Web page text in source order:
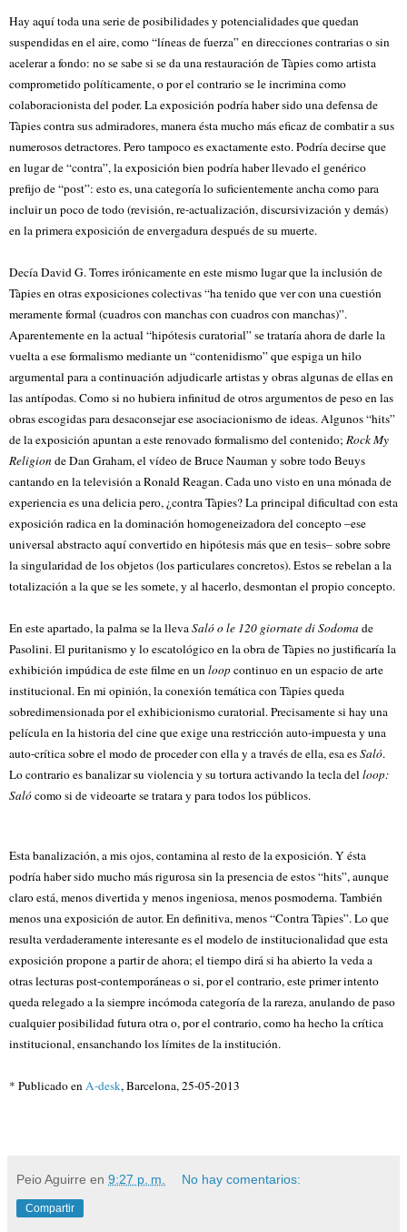
Hay aquí toda una serie de posibilidades y potencialidades que quedan
suspendidas en el aire, como “líneas de fuerza” en direcciones contrarias o sin
acelerar a fondo: no se sabe si se da una restauración de Tàpies como artista
comprometido políticamente, o por el contrario se le incrimina como
colaboracionista del poder. La exposición podría haber sido una defensa de
Tàpies contra sus admiradores, manera ésta mucho más eficaz de combatir a sus
numerosos detractores. Pero tampoco es exactamente esto. Podría decirse que
en lugar de “contra”, la exposición bien podría haber llevado el genérico
prefijo de “post”: esto es, una categoría lo suficientemente ancha como para
incluir un poco de todo (revisión, re-actualización, discursivización y demás)
en la primera exposición de envergadura después de su muerte.
Decía David G. Torres irónicamente en este mismo lugar que la inclusión de
Tàpies en otras exposiciones colectivas “ha tenido que ver con una cuestión
meramente formal (cuadros con manchas con cuadros con manchas)”.
Aparentemente en la actual “hipótesis curatorial” se trataría ahora de darle la
vuelta a ese formalismo mediante un “contenidismo” que espiga un hilo
argumental para a continuación adjudicarle artistas y obras algunas de ellas en
las antípodas. Como si no hubiera infinitud de otros argumentos de peso en las
obras escogidas para desaconsejar ese asociacionismo de ideas. Algunos “hits”
de la exposición apuntan a este renovado formalismo del contenido; Rock My
Religion de Dan Graham, el vídeo de Bruce Nauman y sobre todo Beuys
cantando en la televisión a Ronald Reagan. Cada uno visto en una mónada de
experiencia es una delicia pero, ¿contra Tàpies? La principal dificultad con esta
exposición radica en la dominación homogeneizadora del concepto –ese
universal abstracto aquí convertido en hipótesis más que en tesis– sobre sobre
la singularidad de los objetos (los particulares concretos). Estos se rebelan a la
totalización a la que se les somete, y al hacerlo, desmontan el propio concepto.
En este apartado, la palma se la llevaSaló o le 120 giornate di Sodoma de
Pasolini. El puritanismo y lo escatológico en la obra de Tàpies no justificaría la
exhibición impúdica de este filme en unloopcontinuo en un espacio de arte
institucional. En mi opinión, la conexión temática con Tàpies queda
sobredimensionada por el exhibicionismo curatorial. Precisamente si hay una
película en la historia del cine que exige una restricción auto-impuesta y una
auto-crítica sobre el modo de proceder con ella y a través de ella, esa esSaló.
Lo contrario es banalizar su violencia y su tortura activando la tecla delloop:
Salócomo si de videoarte se tratara y para todos los públicos.
Esta banalización, a mis ojos, contamina al resto de la exposición. Y ésta
podría haber sido mucho más rigurosa sin la presencia de estos “hits”, aunque
claro está, menos divertida y menos ingeniosa, menos posmoderna. También
menos una exposición de autor. En definitiva, menos “Contra Tàpies”. Lo que
resulta verdaderamente interesante es el modelo de institucionalidad que esta
exposición propone a partir de ahora; el tiempo dirá si ha abierto la veda a
otras lecturas post-contemporáneas o si, por el contrario, este primer intento
queda relegado a la siempre incómoda categoría de la rareza, anulando de paso
cualquier posibilidad futura otra o, por el contrario, como ha hecho la crítica
institucional, ensanchando los límites de la institución.
* Publicado enA-desk, Barcelona, 25-05-2013
Peio Aguirre en 9:27 p. m. No hay comentarios:
Compartir